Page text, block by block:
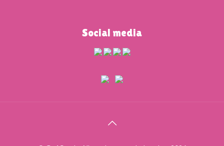
Social media